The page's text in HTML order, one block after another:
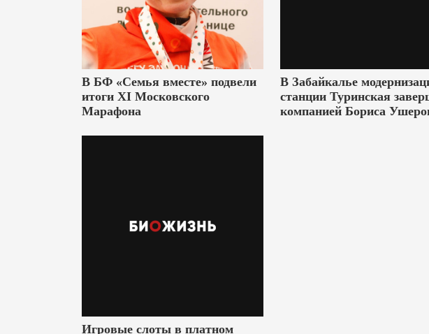
В БФ «Семья вместе» подвели
итоги XI Московского
Марафона
В Забайкалье
станции Туринская
компанией Бориса
Игровые слоты в платном